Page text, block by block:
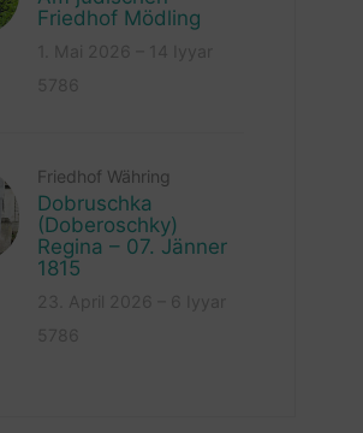
Friedhof Mödling
Friedhof Währing
Dobruschka
(Doberoschky)
Regina – 07. Jänner
1815